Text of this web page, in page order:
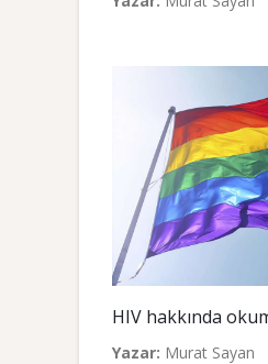
HIV hakkında
Yazar: Murat Sayan